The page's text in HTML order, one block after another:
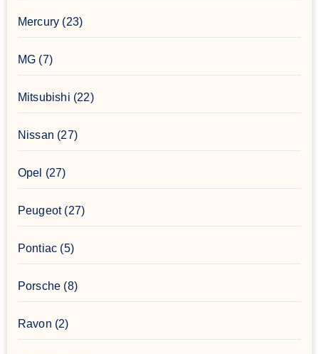
Mercury (23)
MG (7)
Mitsubishi (22)
Nissan (27)
Opel (27)
Peugeot(27)
Pontiac (5)
Porsche (8)
Ravon (2)